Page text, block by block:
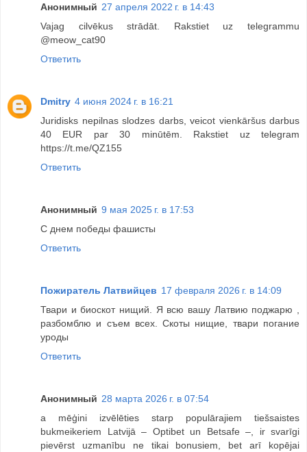
Анонимный 27 апреля 2022 г. в 14:43
Vajag cilvēkus strādāt. Rakstiet uz telegrammu
@meow_cat90
Ответить
Dmitry 4 июня 2024 г. в 16:21
Juridisks nepilnas slodzes darbs, veicot vienkāršus darbus
40 EUR par 30 minūtēm. Rakstiet uz telegram
https://t.me/QZ155
Ответить
Анонимный 9 мая 2025 г. в 17:53
С днем победы фашисты
Ответить
Пожиратель Латвийцев 17 февраля 2026 г. в 14:09
Твари и биоскот нищий. Я всю вашу Латвию поджарю ,
разбомблю и съем всех. Скоты нищие, твари погание
уроды
Ответить
Анонимный 28 марта 2026 г. в 07:54
a mēģini izvēlēties starp populārajiem tiešsaistes
bukmeikeriem Latvijā – Optibet un Betsafe –, ir svarīgi
pievērst uzmanību ne tikai bonusiem, bet arī kopējai